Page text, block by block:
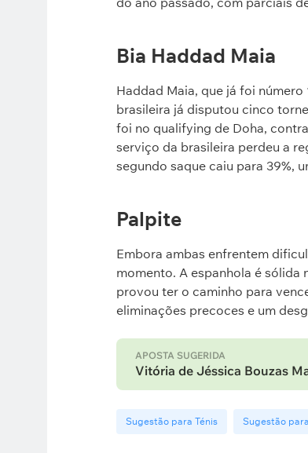
Bia Haddad Maia
Haddad Maia, que já foi
brasileira já disputou cinco
foi no qualifying de Doha,
serviço da brasileira perdeu a
segundo saque caiu para 39%,
Palpite
Embora ambas enfrentem
momento. A espanhola é
provou ter o caminho para
eliminações precoces e um
APOSTA SUGERIDA
Vitória de Jéssica Bouzas
Sugestão para Ténis Sugestão